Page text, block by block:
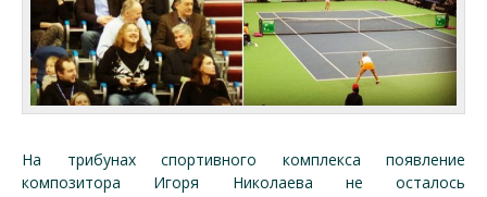
На трибунах спортивного комплекса появление
композитора Игоря Николаева не осталось